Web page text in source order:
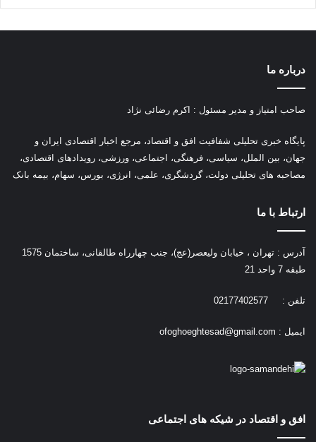
درباره ما
صاحب امتیاز و مدیر مسئول : اکرم رضائی نژاد
پایگاه خبری تحلیلی شفافیت افق و اقتصاد، مرجع اخبار اقتصادی ایران و
جهان، بین الملل، سیاسی، فرهنگی، اجتماعی، ورزشی، رویدادهای اقتصادی،
مصاحبه های تحلیلی دولت، گردشگری، علمی، انرژی، بورس، سهام، بیمه بانک
ارتباط با ما
آدرس : تهران ، خیابان ولیعصر(عج)، جنب چهارراه طالقانی، ساختمان 1575
طبقه 7 واحد 21
تلفن : 02177402577
ایمیل : ofoghoeghtesad@gmail.com
افق و اقتصاد در شیکه های اجتماعی